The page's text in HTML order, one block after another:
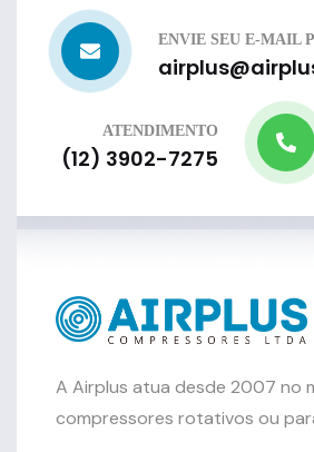
ENVIE SEU E-MAIL
ATENDIMENTO
(12) 3902-7275
A Airplus atua desde 2007 no
compressores rotativos ou